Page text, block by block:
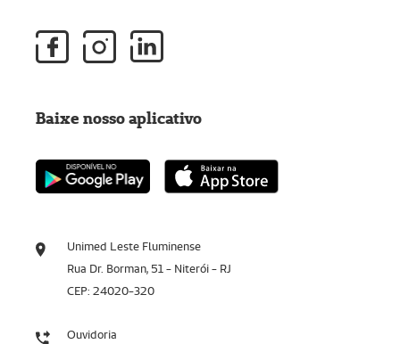
Unimed Leste Fluminense
Rua Dr. Borman, 51 - Niterói - RJ
CEP: 24020-320
Ouvidoria
Baixe nosso aplicativo